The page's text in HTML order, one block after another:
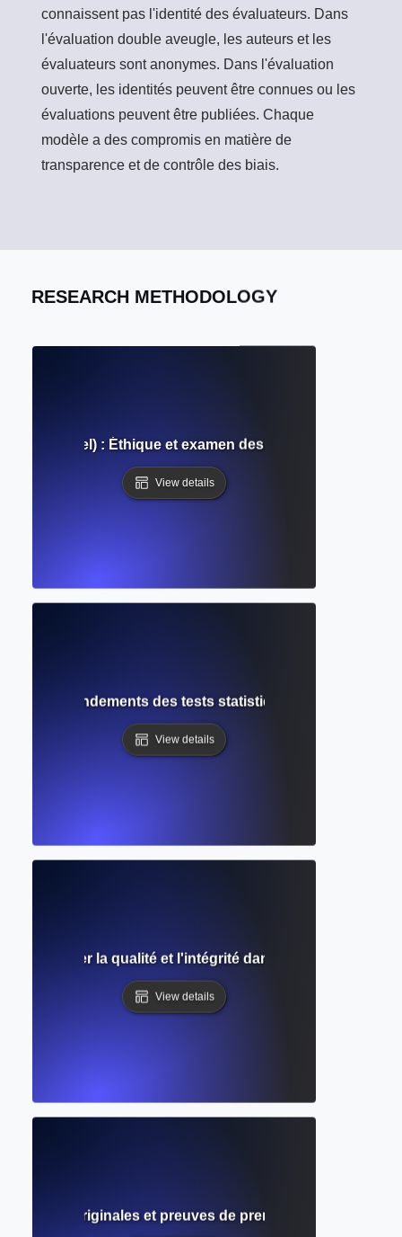
connaissent pas l'identité des évaluateurs. Dans
l'évaluation double aveugle, les auteurs et les
évaluateurs sont anonymes. Dans l'évaluation
ouverte, les identités peuvent être connues ou les
évaluations peuvent être publiées. Chaque
modèle a des compromis en matière de
transparence et de contrôle des biais.
RESEARCH METHODOLOGY
: Éthique et examen des sujets humains
View details
nulle : Fondements des tests statistiques et de
View details
: Assurer la qualité et l'intégrité dans la recherche
View details
Données originales et preuves de première main dans la